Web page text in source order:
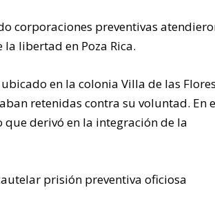
corporaciones preventivas
libertad en Poza Rica.
en la colonia Villa de las
retenidas contra su voluntad. En
derivó en la integración de la
prisión preventiva oficiosa